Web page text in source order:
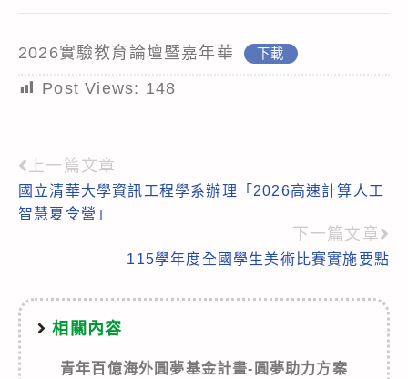
2026實驗教育論壇暨嘉年華 下載
Post Views: 148
Read
more
上一篇文章
國立清華大學資訊工程學系辦理「2026高速計算人工
智慧夏令營」
下一篇文章
115學年度全國學生美術比賽實施要點
相關內容
青年百億海外圓夢基金計畫-圓夢助力方案